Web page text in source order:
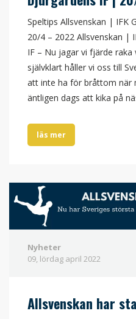
Speltips Allsvenskan | IFK
20/4 – 2022 Allsvenskan |
IF – Nu jagar vi fjärde
självklart håller vi oss till
att inte ha för bråttom när
äntligen dags att kika på
läs mer
Nyheter
09, lördag april 2022
Allsvenskan har